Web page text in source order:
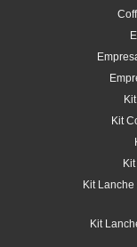
Kit
Kit
Kit